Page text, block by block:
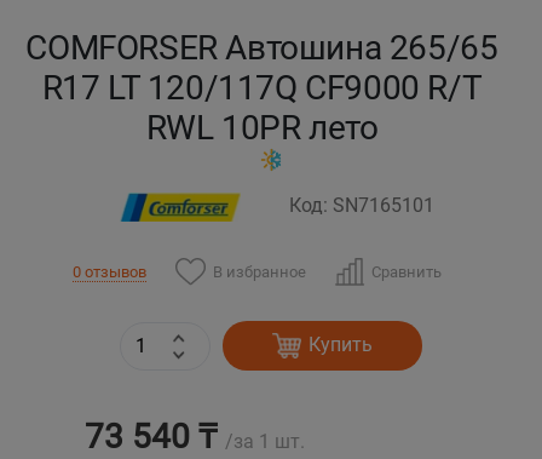
COMFORSER Автошина 265/65
R17 LT 120/117Q CF9000 R/T
RWL 10PR лето
Код: SN7165101
0 отзывов В избранное Сравнить
Купить
73 540 ₸ /за 1 шт.
Петропавловск
Талдыкорган
Тараз
Усть-Каменогорск